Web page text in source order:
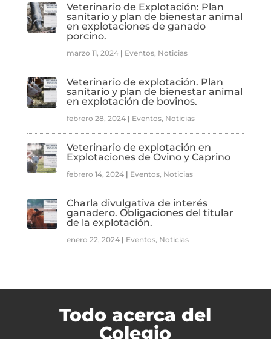
Veterinario de Explotación: Plan
sanitario y plan de bienestar animal
en explotaciones de ganado
porcino.
marzo 11, 2024| Eventos, Noticias
Veterinario de explotación. Plan
sanitario y plan de bienestar animal
en explotación de bovinos.
febrero 28, 2024| Eventos, Noticias
Veterinario de explotación en
Explotaciones de Ovino y Caprino
febrero 14, 2024| Eventos, Noticias
Charla divulgativa de interés
ganadero. Obligaciones del titular
de la explotación.
enero 22, 2024| Eventos, Noticias
Todo acerca del
Colegio